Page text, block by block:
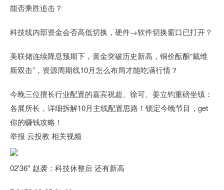
能否乘胜追击？
科技线内部资金会否高低切换，硬件→软件切换窗口已打开？
美联储连续降息预期下，黄金突破历史新高，铜价酝酿“戴维
斯双击”，资源周期线10月怎么布局才能吃满行情？
今晚三位擅长行业配置的嘉宾祝超、徐可、姜立钧重磅坐镇：
各展所长，详细拆解10月主线配置思路！锁定今晚节目，get
你的赚钱攻略！
举报 云投教 相关视频
02'36'' 赵袭：科技休整后 还有新高